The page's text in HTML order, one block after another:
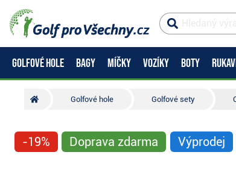
GOLFOVÉ HOLE BAGY MÍČKY VOZÍKY BOTY
Golfové hole Golfové sety
-19% Doprava zdarma Výprodej